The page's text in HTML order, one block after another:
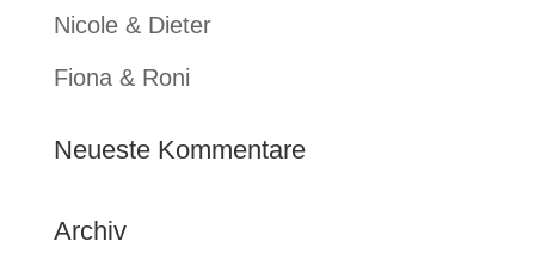
Nicole & Dieter
Fiona & Roni
Neueste Kommentare
Archiv